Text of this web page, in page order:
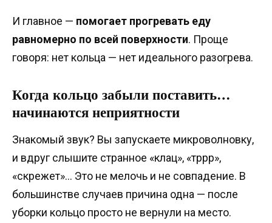
И главное — помогает прогревать еду
равномерно по всей поверхности. Проще
говоря: нет кольца — нет идеального разогрева.
Когда кольцо забыли поставить…
начинаются неприятности
Знакомый звук? Вы запускаете микроволновку,
и вдруг слышите странное «клац», «тррр»,
«скрежет»… Это не мелочь и не совпадение. В
большинстве случаев причина одна — после
уборки кольцо просто не вернули на место.